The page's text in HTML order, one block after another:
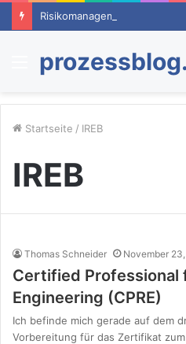
Risikomanagement – Ein
Menü
Startseite / IREB
IREB
Thomas Schneider November 23,
Certified Professional
Engineering (CPRE)
Ich befinde mich gerade auf dem
Vorbereitung für das Zertifikat